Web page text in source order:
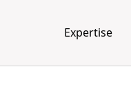
Expertise